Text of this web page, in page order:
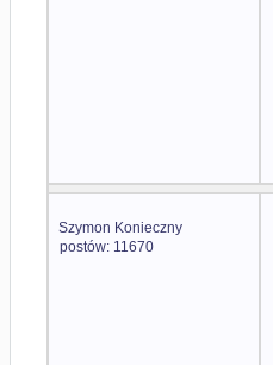
Szymon Konieczny
postów: 11670